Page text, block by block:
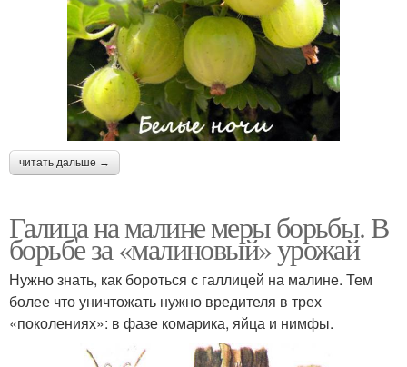
читать дальше →
Галица на малине меры борьбы. В
борьбе за «малиновый» урожай
Нужно знать, как бороться с галлицей на малине. Тем
более что уничтожать нужно вредителя в трех
«поколениях»: в фазе комарика, яйца и нимфы.